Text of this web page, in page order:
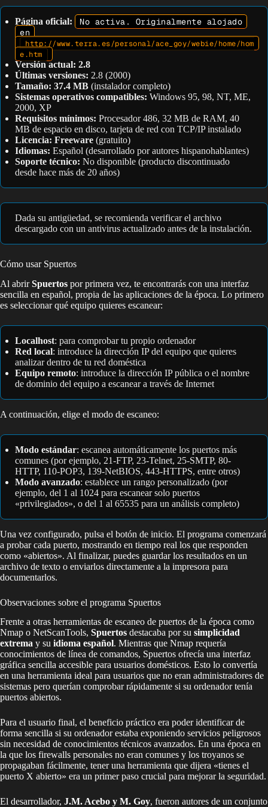
Página oficial:
No activa. Originalmente alojado
en
http://www.terra.es/personal/ace_goy/webie/home/hom
e.htm
Versión actual: 2.8
Últimas versiones: 2.8 (2000)
Tamaño: 37.4 MB (instalador completo)
Sistemas operativos compatibles: Windows 95, 98, NT, ME,
2000, XP
Requisitos mínimos: Procesador 486, 32 MB de RAM, 40
MB de espacio en disco, tarjeta de red con TCP/IP instalado
Licencia: Freeware (gratuito)
Idiomas: Español (desarrollado por autores hispanohablantes)
Soporte técnico: No disponible (producto discontinuado
desde hace más de 20 años)
Dada su antigüedad, se recomienda verificar el archivo
descargado con un antivirus actualizado antes de la instalación.
Cómo usar Spuertos
Al abrirSpuertos por primera vez, te encontrarás con una interfaz
sencilla en español, propia de las aplicaciones de la época. Lo primero
es seleccionar qué equipo quieres escanear:
Localhost: para comprobar tu propio ordenador
Red local: introduce la dirección IP del equipo que quieres
analizar dentro de tu red doméstica
Equipo remoto: introduce la dirección IP pública o el nombre
de dominio del equipo a escanear a través de Internet
A continuación, elige el modo de escaneo:
Modo estándar: escanea automáticamente los puertos más
comunes (por ejemplo, 21-FTP, 23-Telnet, 25-SMTP, 80-
HTTP, 110-POP3, 139-NetBIOS, 443-HTTPS, entre otros)
Modo avanzado: establece un rango personalizado (por
ejemplo, del 1 al 1024 para escanear solo puertos
«privilegiados», o del 1 al 65535 para un análisis completo)
Una vez configurado, pulsa el botón de inicio. El programa comenzará
a probar cada puerto, mostrando en tiempo real los que responden
como «abiertos». Al finalizar, puedes guardar los resultados en un
archivo de texto o enviarlos directamente a la impresora para
documentarlos.
Observaciones sobre el programa Spuertos
Frente a otras herramientas de escaneo de puertos de la época como
Nmap o NetScanTools, Spuertos destacaba por su simplicidad
extrema y su idioma español. Mientras que Nmap requería
conocimientos de línea de comandos, Spuertos ofrecía una interfaz
gráfica sencilla accesible para usuarios domésticos. Esto lo convertía
en una herramienta ideal para usuarios que no eran administradores de
sistemas pero querían comprobar rápidamente si su ordenador tenía
puertos abiertos.
Para el usuario final, el beneficio práctico era poder identificar de
forma sencilla si su ordenador estaba exponiendo servicios peligrosos
sin necesidad de conocimientos técnicos avanzados. En una época en
la que los firewalls personales no eran comunes y los troyanos se
propagaban fácilmente, tener una herramienta que dijera «tienes el
puerto X abierto» era un primer paso crucial para mejorar la seguridad.
El desarrollador, J.M. Acebo y M. Goy, fueron autores de un conjunto